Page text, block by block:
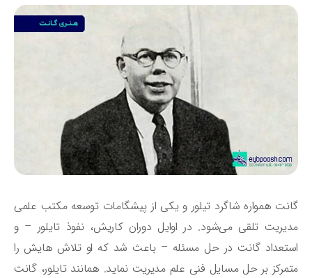
همواره شاگرد تیلور و یکی از پیشگامات توسعه‌ مکتب علمی
تلقی می‌شود. در اوایل دوران کاریش، نفوذ تایلور – و
گانت در حل مسئله – باعث شد که او تلاش ‌هایش را
بر حل مسایل فنی علم مدیریت نماید. همانند تایلور، گانت